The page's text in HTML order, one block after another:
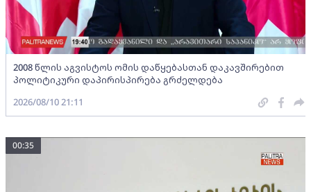
2008 წლის აგვისტოს ომის დაწყებასთან დაკავშირებით
პოლიტიკური დაპირისპირება გრძელდება
2026/08/10 21:11
00:35